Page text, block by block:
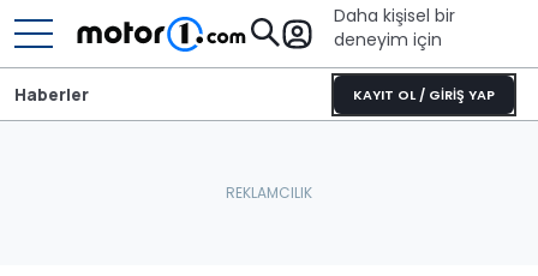
Daha kişisel bir
deneyim için
KAYIT OL / GİRİŞ YAP
Haberler